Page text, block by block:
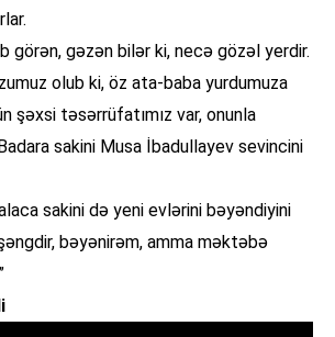
görən, gəzən bilər ki, necə gözəl yerdir.
olub ki, öz ata-baba yurdumuza
şəxsi təsərrüfatımız var, onunla
sakini Musa İbadullayev sevincini
sakini də yeni evlərini bəyəndiyini
bəyənirəm, amma məktəbə